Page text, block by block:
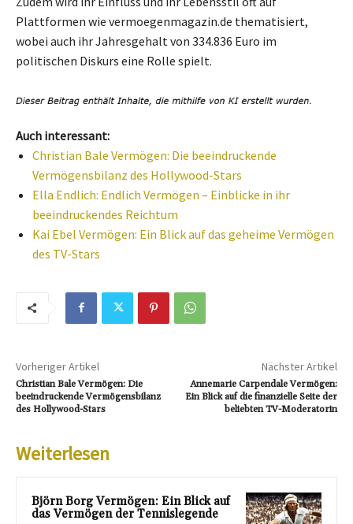
Plattformen wie vermoegenmagazin.de thematisiert,
wobei auch ihr Jahresgehalt von 334.836 Euro im
politischen Diskurs eine Rolle spielt.
Auch interessant:
Christian Bale Vermögen: Die beeindruckende
Vermögensbilanz des Hollywood-Stars
Ella Endlich: Endlich Vermögen – Einblicke in ihr
beeindruckendes Reichtum
Kai Ebel Vermögen: Ein Blick auf das geheime Vermögen
des TV-Stars
Vorheriger Artikel
Christian Bale Vermögen: Die
beeindruckende Vermögensbilanz
des Hollywood-Stars
Nächster Artikel
Annemarie Carpendale Vermögen:
Ein Blick auf die finanzielle Seite der
beliebten TV-Moderatorin
Weiterlesen
Björn Borg Vermögen: Ein Blick auf
das Vermögen der Tennislegende